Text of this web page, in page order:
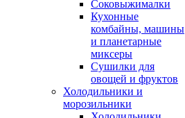
Соковыжималки
Кухонные
комбайны, машины
и планетарные
миксеры
Сушилки для
овощей и фруктов
Холодильники и
морозильники